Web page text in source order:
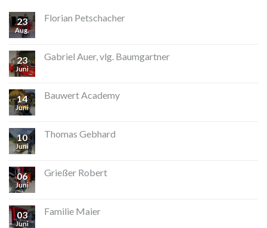
23
Aug.
Florian Petschacher
23
Juni
Gabriel Auer, vlg. Baumgartner
14
Juni
Bauwert Academy
10
Juni
Thomas Gebhard
06
Juni
Grießer Robert
03
Juni
Familie Maier